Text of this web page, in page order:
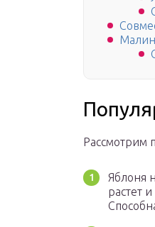
Рассмотрим
Яблоня
растет